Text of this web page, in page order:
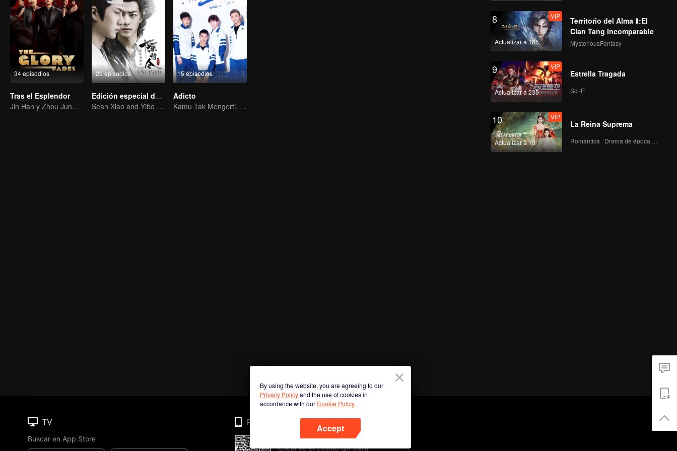
34 episodios
Tras el Esplendor
Jin Han y Zhou Junwei: Los hermanos de élite se lanzan a la aventura.
20 episodios
Edición especial de Los salvajes
Sean Xiao and Yibo Wang lead the stunning casts
15 episodios
Adicto
Kamu Tak Mengerti, Ini Juga Cinta
8
Actualizar a 165
VIP
Territorio del Alma Ⅱ:El
Clan Tang Incomparable
MysteriousFantasy
9
Actualizar a 235
VIP
Estrella Tragada
Sci-Fi
10
Actualizar a 10
VIP
La Reina Suprema
By using the website, you are agreeing to our
Privacy Policyand the use of cookies in
accordance with ourCookie Policy.
Accept
TV
Buscar en App Store
Phone
¡Escanee el código QR para